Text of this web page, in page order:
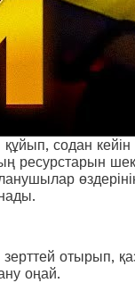
содан
ресурстарын
отырып,
оңай.